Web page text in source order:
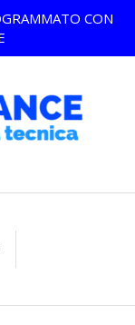
CON